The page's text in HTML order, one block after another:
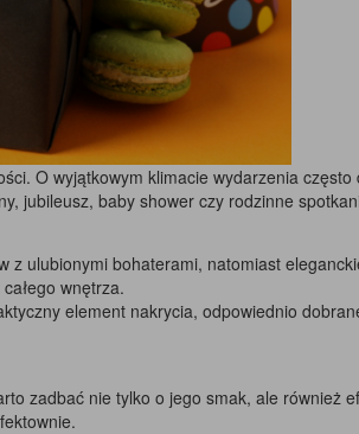
O wyjątkowym klimacie wydarzenia
jubileusz, baby shower czy rodzinne
ulubionymi bohaterami, natomiast
wnętrza.
element nakrycia, odpowiednio
zadbać nie tylko o jego smak, ale również